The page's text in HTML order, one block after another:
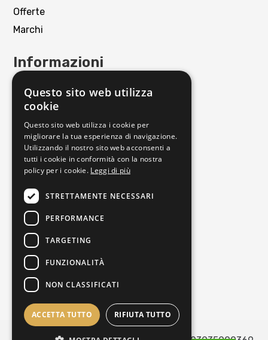
Offerte
Marchi
Informazioni
Punto Vendita
Cookie policy
Termini e condizioni
Richiedi reso
Orari di apertura
16:00-19:30
Martedì
Giovedì
09:30-13:00 | 16:00-19:30
Venerdì
09:30-13:00 | 16:00-19:30
Questo sito web utilizza
cookie
Questo sito web utilizza i cookie per
migliorare la tua esperienza di navigazione.
Utilizzando il nostro sito web acconsenti a
tutti i cookie in conformità con la nostra
policy per i cookie. Leggi di più
STRETTAMENTE NECESSARI
PERFORMANCE
TARGETING
FUNZIONALITÀ
NON CLASSIFICATI
ACCETTA TUTTO RIFIUTA TUTTO